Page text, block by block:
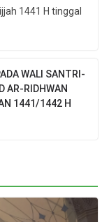
1441 H tinggal
WALI SANTRI-
AR-RIDHWAN
1441/1442 H